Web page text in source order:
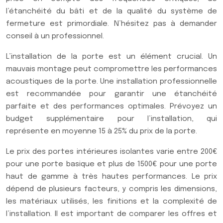
l’étanchéité du bâti et de la qualité du système de
fermeture est primordiale. N’hésitez pas à demander
conseil à un professionnel.
L’installation de la porte est un élément crucial. Un
mauvais montage peut compromettre les performances
acoustiques de la porte. Une installation professionnelle
est recommandée pour garantir une étanchéité
parfaite et des performances optimales. Prévoyez un
budget supplémentaire pour l’installation, qui
représente en moyenne 15 à 25% du prix de la porte.
Le prix des portes intérieures isolantes varie entre 200€
pour une porte basique et plus de 1500€ pour une porte
haut de gamme à très hautes performances. Le prix
dépend de plusieurs facteurs, y compris les dimensions,
les matériaux utilisés, les finitions et la complexité de
l’installation. Il est important de comparer les offres et